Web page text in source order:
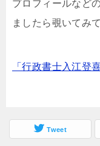
プロフィールなど
ましたら覗いてみ
「行政書士入江登
Tweet